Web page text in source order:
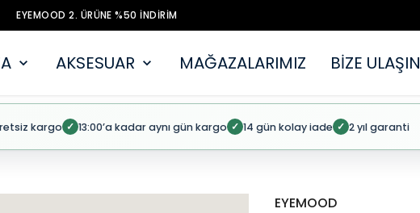
EYEMOOD 2. ÜRÜNE %50 İNDİRİM
AKSESUAR MAĞAZALARIMIZ BİZE ULAŞIN
kargo ✓ 13:00’a kadar aynı gün kargo ✓ 14 gün kolay iade ✓ 2 yıl garanti
EYEMOOD